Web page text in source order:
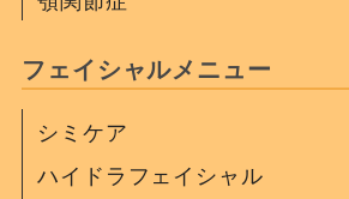
フェイシャルメニュー
シミケア
ハイドラフェイシャル